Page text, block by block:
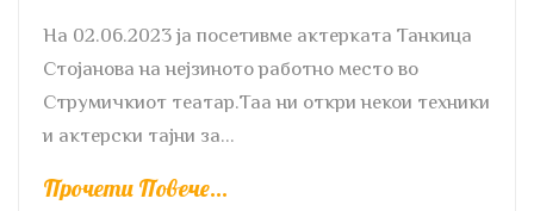
На 02.06.2023 ја посетивме актерката Танкица
Стојанова на нејзиното работно место во
Струмичкиот театар.Таа ни откри некои техники
и актерски тајни за...
Прочети Повече...